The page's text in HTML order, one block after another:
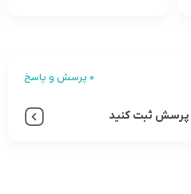
0 پرسش و پاسخ
پرسش ثبت کنید